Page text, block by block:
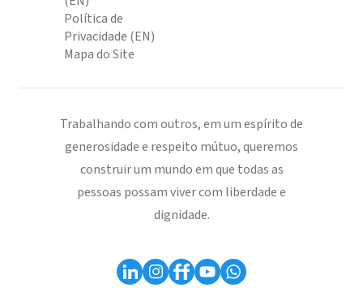
Política de
Privacidade (EN)
Mapa do Site
Trabalhando com outros, em um espírito de
generosidade e respeito mútuo, queremos
construir um mundo em que todas as
pessoas possam viver com liberdade e
dignidade.